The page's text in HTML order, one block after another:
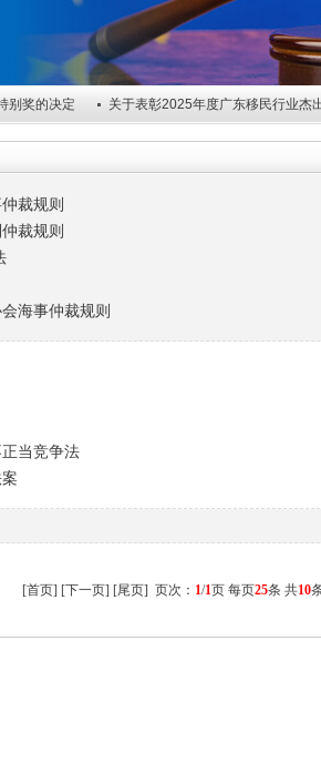
别奖的决定 关于表彰2025年度广东移民行业杰
关于任命广东省因私出入境移民协会第五届理事会谢
裁规则
裁规则
海事仲裁规则
当竞争法
[首页] [下一页] [尾页] 页次： 1/1页 每页25条 共10